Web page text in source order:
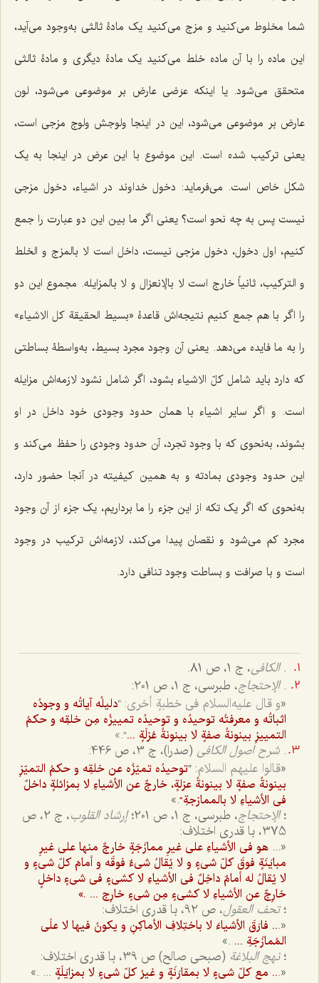
شما مخلوط مى‌کنید و مزج مى‌کنید یک مادۀ ثالثى به‌وجود مى‌آید،
این ماده را با آن ماده خلط مى‌کنید یک مادۀ دیگرى و مادۀ ثالثى
متحقق مى‌شود. یا اینکه عرَضى عارض بر موضوعى مى‌شود، لون
عارض بر موضوعى مى‌شود، این در اینجا ولوجش ولوج مزجى است،
یعنى ترکیب شده است. این موضوع با این عرض در اینجا به یک
شکل خاص است. مى‌فرماید: دخول خداوند در اشیاء، دخول مزجى
نیست پس به چه نحو است؟ یعنى اگر ما بین این دو عبارت را جمع
کنیم، اول دخول، دخول مزجى نیست، داخل است لا بالمزج و الخلط
و الترکیب، ثانیاً خارج است لا بالإنعزال و لا بالمزایله. مجموع این دو
را اگر با هم جمع کنیم نتیجه‌اش قاعدۀ «بسیط الحقیقة کل الاشیاء»
را به ما فایده مى‌دهد. یعنى آن وجود مجرد بسیط، به‌واسطۀ بساطتى
که دارد باید شامل کلّ الاشیاء بشود، اگر شامل نشود لازمه‌اش مزایله
است. و اگر سایر اشیاء با همان حدود وجودى خود داخل در او
بشوند، به‌نحوى که با وجود تجرد، آن حدود وجودى را حفظ مى‌کند و
این حدود وجودى بمادته و به همین کیفیته در آنجا حضور دارد،
به‌نحوى که اگر یک تکه از این جزء را ما برداریم، یک جزء از آن وجود
مجرد کم مى‌شود و نقصان پیدا مى‌کند، لازمه‌اش ترکیب در وجود
است و با صرافت و بساطت وجود تنافى دارد.
.الکافی، ج 1، ص 81.
.الإحتجاج، طبرسی، ج ‌1، ص 201:
«و قال علیه‌السلام فی خطبةٍ أخرى: ”دلیلُه آیاتُه و وجودُه
اثباتُه و معرفتُه توحیدُه و توحیدُه تمییزُه مِن خلقِه و حکمُ
التمییزِ بینونةُ صفةٍ لا بینونةُ عُزلَةٍ ...“.»
. شرح اصول الکافی (صدرا)، ج ‌3، ص 446:
«قالوا علیهم السلام: ”توحیدُه تمیّزُه عن خلقِه و حکمُ التمیّزِ
بینونةُ صفةٍ لا بینونةُ عزلةٍ، خارجٌ عن الأشیاءِ لا بمزائلةٍ داخلٌ
فى الأشیاءِ لا بالممازجةِ“.»
؛الإحتجاج، طبرسی، ج ‌1، ص 201؛ إرشاد القلوب
، ج ‌2، ص
375، با قدری اختلاف:
«... هو فی الأشیاءِ على غیرِ ممازَجَةٍ خارجٌ منها على غیرِ
مبایَنَةٍ فوقَ کلّ شی‌ءٍ و لا یُقالُ شی‌ءٌ فوقَه و أمامَ کلّ شی‌ءٍ و
لا یُقالُ له أمامٌ داخِلٌ فی الأشیاءِ لا کشی‌ءٍ فی شی‌ءٍ داخلٍ
خارِجٌ‌ عن‌ الأشیاءِ لا کشی‌ءٍ مِن شی‌ءٍ خارِج ... .»
؛تحف العقول، ص 92، با قدری اختلاف:
«... فارَقَ الأشیاءَ لا باختِلافِ الأماکِنِ و یکونُ فیها لا علَى
المُمازَجَةِ ... .»
؛نهج البلاغة (صبحی صالح) ص 39، با قدری اختلاف:
«... مع کلّ شی‌ءٍ لا بمقارَنَةٍ و غیرُ کلّ شی‌ءٍ لا بمزایَلَةٍ ... .»